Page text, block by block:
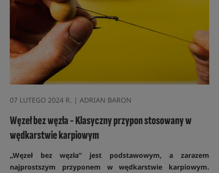
07 LUTEGO 2024 R. | ADRIAN BARON
Węzeł bez węzła - Klasyczny przypon stosowany w
wędkarstwie karpiowym
„Węzeł bez węzła” jest podstawowym, a zarazem
najprostszym przyponem w wędkarstwie karpiowym.